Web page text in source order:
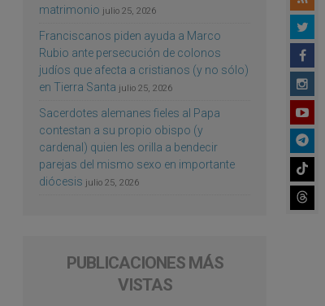
matrimonio julio 25, 2026
Franciscanos piden ayuda a Marco
Rubio ante persecución de colonos
judíos que afecta a cristianos (y no sólo)
en Tierra Santa julio 25, 2026
Sacerdotes alemanes fieles al Papa
contestan a su propio obispo (y
cardenal) quien les orilla a bendecir
parejas del mismo sexo en importante
diócesis julio 25, 2026
PUBLICACIONES MÁS
VISTAS